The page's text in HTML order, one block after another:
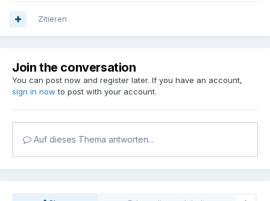
Zitieren
Join the conversation
You can post now and register later. If you have an account,
sign in now to post with your account.
Auf dieses Thema antworten...